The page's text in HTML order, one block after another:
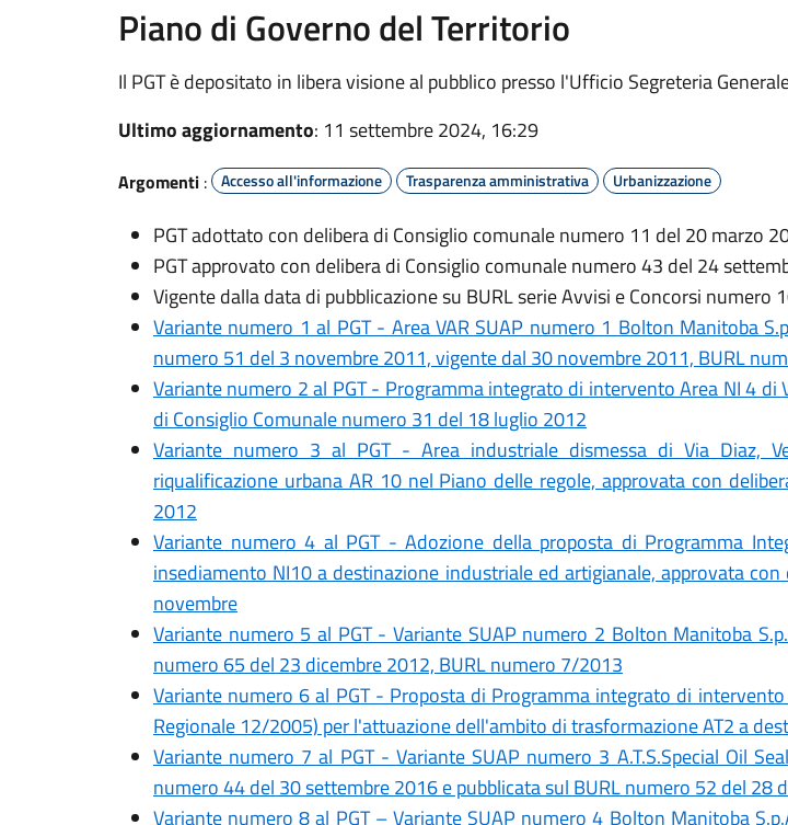
Piano di Governo del Territorio
Il PGT è depositato in libera visione al pubblico presso l'Ufficio Segreteria
Ultimo aggiornamento: 11 settembre 2024, 16:29
Argomenti : Accesso all'informazione Trasparenza amministrativa Urbanizzazione
PGT adottato con delibera di Consiglio comunale numero 11 del 20 marzo
PGT approvato con delibera di Consiglio comunale numero 43 del 24
Vigente dalla data di pubblicazione su BURL serie Avvisi e Concorsi numero
Variante numero 1 al PGT - Area VAR SUAP numero 1 Bolton Manitoba
numero 51 del 3 novembre 2011, vigente dal 30 novembre 2011, BURL
Variante numero 2 al PGT - Programma integrato di intervento Area NI 4
di Consiglio Comunale numero 31 del 18 luglio 2012
Variante numero 3 al PGT - Area industriale dismessa di Via Diaz,
riqualificazione urbana AR 10 nel Piano delle regole, approvata con
2012
Variante numero 4 al PGT - Adozione della proposta di Programma
insediamento NI10 a destinazione industriale ed artigianale, approvata
novembre
Variante numero 5 al PGT - Variante SUAP numero 2 Bolton Manitoba
numero 65 del 23 dicembre 2012, BURL numero 7/2013
Variante numero 6 al PGT - Proposta di Programma integrato di
Regionale 12/2005) per l'attuazione dell'ambito di trasformazione AT2 a
Variante numero 7 al PGT - Variante SUAP numero 3 A.T.S.Special Oil
numero 44 del 30 settembre 2016 e pubblicata sul BURL numero 52 del 28
Variante numero 8 al PGT – Variante SUAP numero 4 Bolton Manitoba